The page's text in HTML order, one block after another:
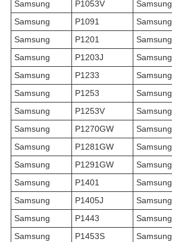
Samsung P1053V Samsung
Samsung
P1091 Samsung
Samsung
P1201 Samsung
Samsung
P1203J Samsung
Samsung
P1233 Samsung
Samsung
P1253 Samsung
Samsung
P1253V Samsung
Samsung
P1270GW Samsung
Samsung
P1281GW Samsung
Samsung
P1291GW Samsung
Samsung
P1401 Samsung
Samsung
P1405J Samsung
Samsung
P1443 Samsung
Samsung
P1453S Samsung